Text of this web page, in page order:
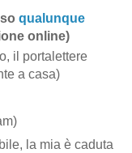
qualunque
online)
il portalettere
a casa)
la mia è caduta